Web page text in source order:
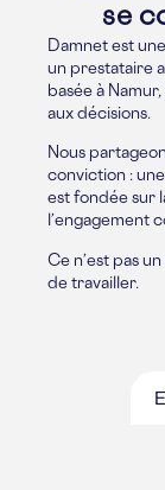
se
Damnet est
un prestataire
basée à
aux décisions.
Nous
conviction :
est fondée sur
l’engagement
Ce n’est pas
de travailler.